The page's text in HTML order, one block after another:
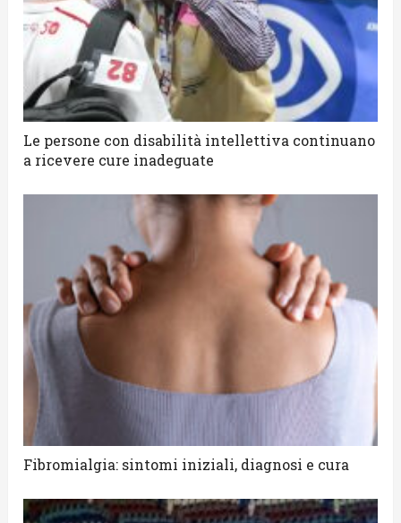
Le persone con disabilità intellettiva continuano
a ricevere cure inadeguate
Fibromialgia: sintomi iniziali, diagnosi e cura